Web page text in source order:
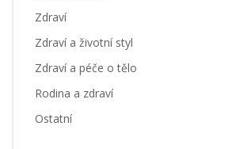
Zdraví
Zdraví a životní styl
Zdraví a péče o tělo
Rodina a zdraví
Ostatní